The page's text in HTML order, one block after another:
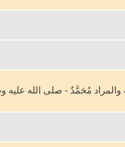
مُحَمَّدٌ - صلى الله عليه